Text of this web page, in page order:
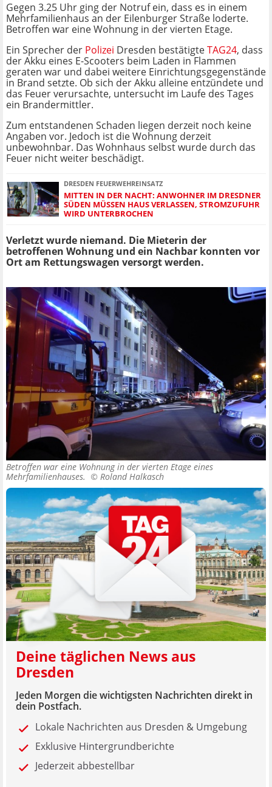
Gegen 3.25 Uhr ging der Notruf ein, dass es in einem
Mehrfamilienhaus an der Eilenburger Straße loderte.
Betroffen war eine Wohnung in der vierten Etage.
Ein Sprecher der Polizei Dresden bestätigteTAG24, dass
der Akku eines E-Scooters beim Laden in Flammen
geraten war und dabei weitere Einrichtungsgegenstände
in Brand setzte. Ob sich der Akku alleine entzündete und
das Feuer verursachte, untersucht im Laufe des Tages
ein Brandermittler.
Zum entstandenen Schaden liegen derzeit noch keine
Angaben vor. Jedoch ist die Wohnung derzeit
unbewohnbar. Das Wohnhaus selbst wurde durch das
Feuer nicht weiter beschädigt.
DRESDEN FEUERWEHREINSATZ
MITTEN IN DER NACHT: ANWOHNER IM DRESDNER
SÜDEN MÜSSEN HAUS VERLASSEN, STROMZUFUHR
WIRD UNTERBROCHEN
Verletzt wurde niemand. Die Mieterin der
betroffenen Wohnung und ein Nachbar konnten vor
Ort am Rettungswagen versorgt werden.
Betroffen war eine Wohnung in der vierten Etage eines
Mehrfamilienhauses. © Roland Halkasch
Deine täglichen News aus
Dresden
Jeden Morgen die wichtigsten Nachrichten direkt in
dein Postfach.
Lokale Nachrichten aus Dresden & Umgebung
Exklusive Hintergrundberichte
Jederzeit abbestellbar